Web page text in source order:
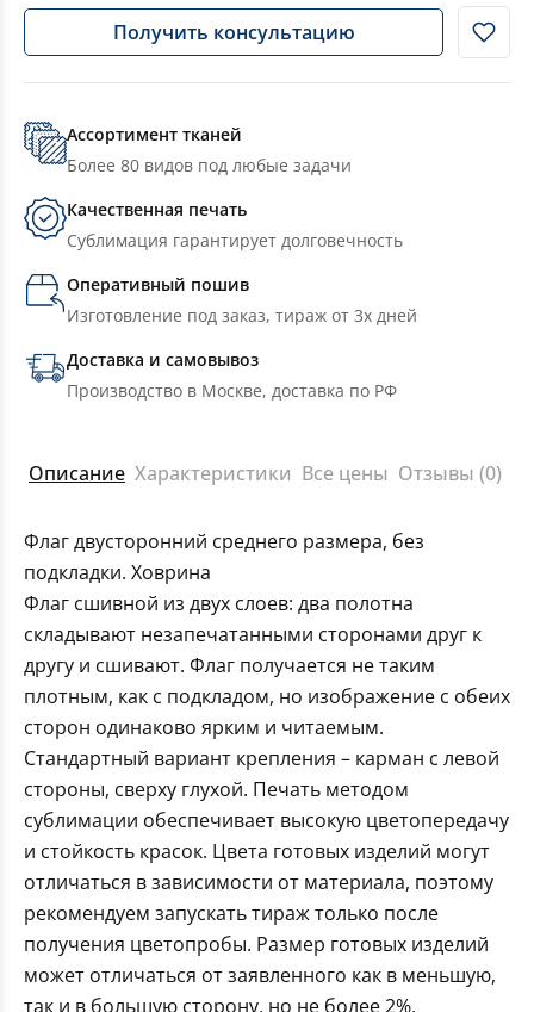
Получить консультацию
Ассортимент тканей
Более 80 видов под любые задачи
Качественная печать
Сублимация гарантирует долговечность
Оперативный пошив
Изготовление под заказ, тираж от 3х дней
Доставка и самовывоз
Производство в Москве, доставка по РФ
Описание Характеристики Все цены Отзывы (0)
Флаг двусторонний среднего размера, без
подкладки. Ховрина
Флаг сшивной из двух слоев: два полотна
складывают незапечатанными сторонами друг к
другу и сшивают. Флаг получается не таким
плотным, как с подкладом, но изображение с обеих
сторон одинаково ярким и читаемым.
Стандартный вариант крепления – карман с левой
стороны, сверху глухой. Печать методом
сублимации обеспечивает высокую цветопередачу
и стойкость красок. Цвета готовых изделий могут
отличаться в зависимости от материала, поэтому
рекомендуем запускать тираж только после
получения цветопробы. Размер готовых изделий
может отличаться от заявленного как в меньшую,
так и в большую сторону, но не более 2%.